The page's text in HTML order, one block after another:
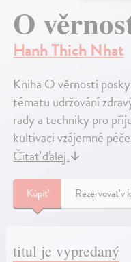
O
Hanh Thich Nhat
Kniha O věrnosti
tématu udržování
rady a techniky pro
kultivaci vzájemné
Čítať ďalej ↓
Kúpiť Rezervovať v
titul je vypredaný